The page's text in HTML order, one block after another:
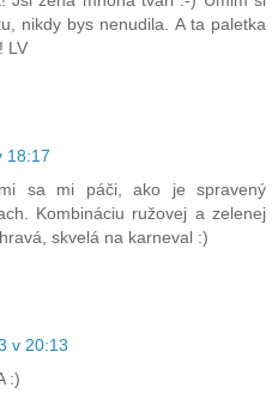
nikdy bys nenudila. A ta paletka
LV
18:17
sa mi páči, ako je spravený
Kombináciu ružovej a zelenej
skvelá na karneval :)
v 20:13
:)